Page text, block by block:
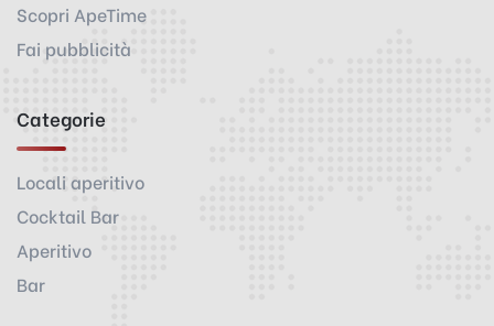
Scopri ApeTime
Fai pubblicità
Categorie
Locali aperitivo
Cocktail Bar
Aperitivo
Bar